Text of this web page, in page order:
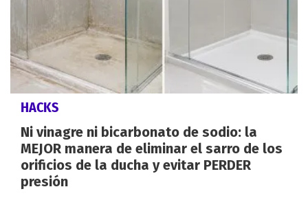
HACKS
Ni vinagre ni bicarbonato de sodio: la
MEJOR manera de eliminar el sarro de los
orificios de la ducha y evitar PERDER
presión